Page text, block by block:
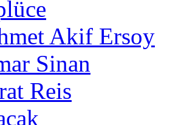
Akif Ersoy
Sinan
Reis